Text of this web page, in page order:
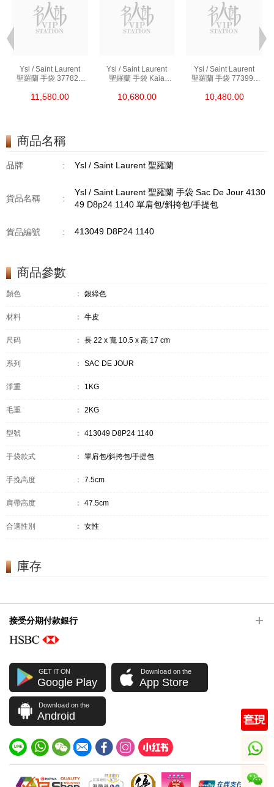
Ysl / Saint Laurent
聖羅蘭 手袋 377828
斜挎包
11,580.00
Ysl / Saint Laurent
聖羅蘭 手袋 Kaia
單肩包/斜挎包
10,680.00
Ysl / Saint Laurent
聖羅蘭 手袋 773995
斜挎包/手提包
10,480.00
商品名稱
品牌 : Ysl / Saint Laurent 聖羅蘭
貨品名稱 :
Ysl / Saint Laurent 聖羅蘭 手袋 Sac De Jour 4130
49 D8p24 1140 單肩包/斜挎包/手提包
貨品編號 : 413049 D8P24 1140
商品參數
顏色 ： 銀綠色
材料 ： 牛皮
尺码 ： 長 22 x 寬 10.5 x 高 17 cm
系列 ： SAC DE JOUR
淨重 ： 1KG
毛重 ： 2KG
型號 ： 413049 D8P24 1140
手袋款式 ： 單肩包/斜挎包/手提包
手挽高度 ： 7.5cm
肩帶高度 ： 47.5cm
合適性別 ： 女性
庫存
接受分期付款銀行
GET IT ON
Google Play
Download on the
App Store
Download on the
Android
whatsapp